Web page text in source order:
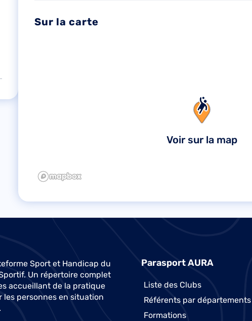
Sur la carte
Voir sur la map
Sport et Handicap du
Un répertoire complet
accueillant de la pratique
les personnes en situation
Parasport AURA
Liste des Clubs
Référents par départements
Formations